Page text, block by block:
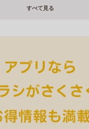
すべて見る